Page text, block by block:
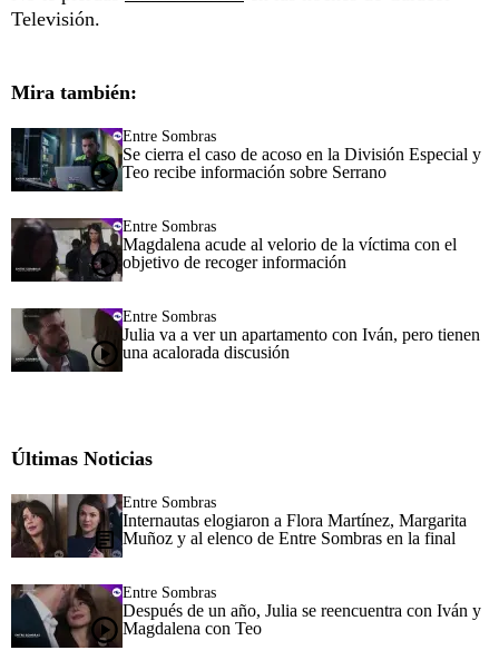
Televisión.
Mira también:
Entre Sombras
Se cierra el caso de acoso en la División Especial y
Teo recibe información sobre Serrano
Entre Sombras
Magdalena acude al velorio de la víctima con el
objetivo de recoger información
Entre Sombras
Julia va a ver un apartamento con Iván, pero tienen
una acalorada discusión
Últimas Noticias
Entre Sombras
Internautas elogiaron a Flora Martínez, Margarita
Muñoz y al elenco de Entre Sombras en la final
Entre Sombras
Después de un año, Julia se reencuentra con Iván y
Magdalena con Teo